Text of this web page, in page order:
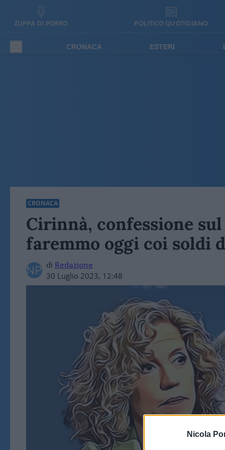
Nicola
ZUPPA DI PORRO POLITICO QUOTIDIANO
CRONACA ESTERI
CRONACA
Cirinnà, confessione sul
faremmo oggi coi soldi
di Redazione
30 Luglio 2023, 12:48